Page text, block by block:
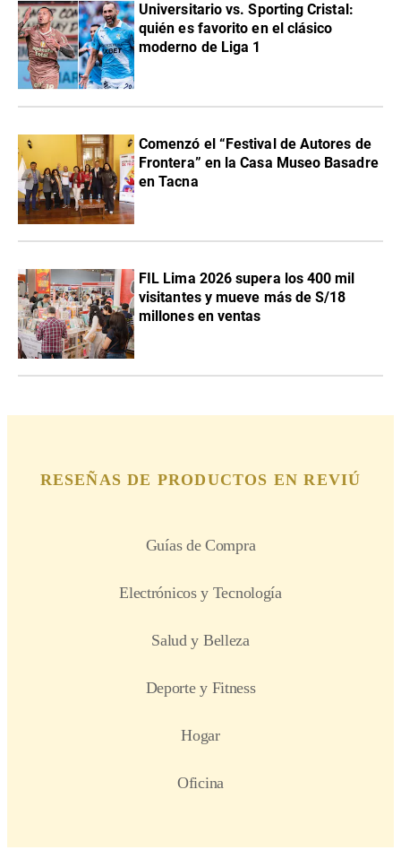
Universitario vs. Sporting Cristal:
quién es favorito en el clásico
moderno de Liga 1
Comenzó el “Festival de Autores de
Frontera” en la Casa Museo Basadre
en Tacna
FIL Lima 2026 supera los 400 mil
visitantes y mueve más de S/18
millones en ventas